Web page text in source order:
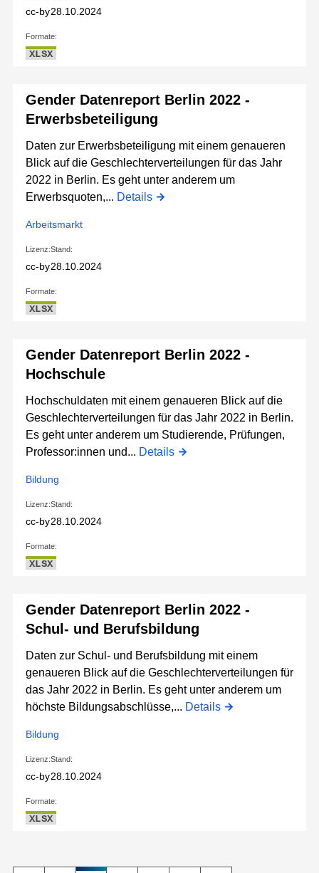
cc-by28.10.2024
Formate:
XLSX
Gender Datenreport Berlin 2022 -
Erwerbsbeteiligung
Daten zur Erwerbsbeteiligung mit einem genaueren
Blick auf die Geschlechterverteilungen für das Jahr
2022 in Berlin. Es geht unter anderem um
Erwerbsquoten,... Details
Arbeitsmarkt
Lizenz:
cc-by
Stand:
28.10.2024
Formate:
XLSX
Gender Datenreport Berlin 2022 -
Hochschule
Hochschuldaten mit einem genaueren Blick auf die
Geschlechterverteilungen für das Jahr 2022 in Berlin.
Es geht unter anderem um Studierende, Prüfungen,
Professor:innen und... Details
Bildung
Lizenz:
cc-by
Stand:
28.10.2024
Formate:
XLSX
Gender Datenreport Berlin 2022 -
Schul- und Berufsbildung
Daten zur Schul- und Berufsbildung mit einem
genaueren Blick auf die Geschlechterverteilungen für
das Jahr 2022 in Berlin. Es geht unter anderem um
höchste Bildungsabschlüsse,... Details
Bildung
Lizenz:
cc-by
Stand:
28.10.2024
Formate:
XLSX